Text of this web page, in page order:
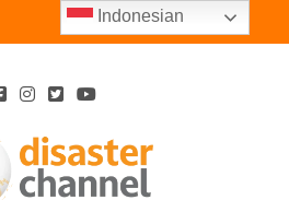
Indonesian